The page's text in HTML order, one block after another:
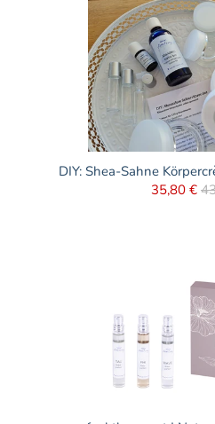
DIY: Shea-Sahne
35,80 €